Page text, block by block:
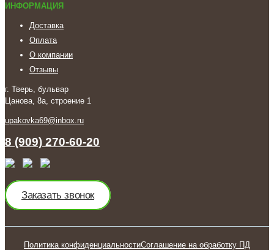
ИНФОРМАЦИЯ
Доставка
Оплата
О компании
Отзывы
г. Тверь, бульвар
Цанова, 8а, строение 1
upakovka69@inbox.ru
8 (909) 270-60-20
Заказать звонок
Политика конфиденциальностиСоглашение на обработку ПД